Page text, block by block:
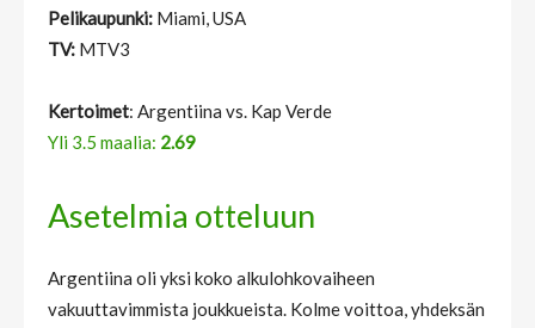
Pelikaupunki: Miami, USA
TV: MTV3
Kertoimet: Argentiina vs. Kap Verde
Yli 3.5 maalia: 2.69
Asetelmia otteluun
Argentiina oli yksi koko alkulohkovaiheen
vakuuttavimmista joukkueista. Kolme voittoa, yhdeksän